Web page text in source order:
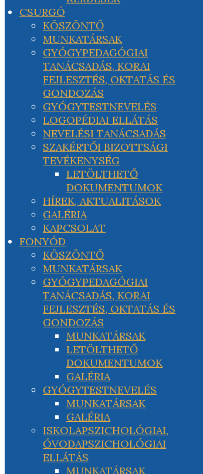
CSURGÓ
KÖSZÖNTŐ
MUNKATÁRSAK
GYÓGYPEDAGÓGIAI
TANÁCSADÁS, KORAI
FEJLESZTÉS, OKTATÁS ÉS
GONDOZÁS
GYÓGYTESTNEVELÉS
LOGOPÉDIAI ELLÁTÁS
NEVELÉSI TANÁCSADÁS
SZAKÉRTŐI BIZOTTSÁGI
TEVÉKENYSÉG
LETÖLTHETŐ
DOKUMENTUMOK
HÍREK, AKTUALITÁSOK
GALÉRIA
KAPCSOLAT
FONYÓD
KÖSZÖNTŐ
MUNKATÁRSAK
GYÓGYPEDAGÓGIAI
TANÁCSADÁS, KORAI
FEJLESZTÉS, OKTATÁS ÉS
GONDOZÁS
MUNKATÁRSAK
LETÖLTHETŐ
DOKUMENTUMOK
GALÉRIA
GYÓGYTESTNEVELÉS
MUNKATÁRSAK
GALÉRIA
ISKOLAPSZICHOLÓGIAI,
ÓVODAPSZICHOLÓGIAI
ELLÁTÁS
MUNKATÁRSAK